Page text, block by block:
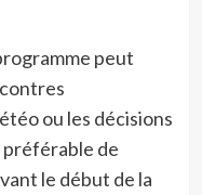
peut
ou les décisions
préférable de
le début de la